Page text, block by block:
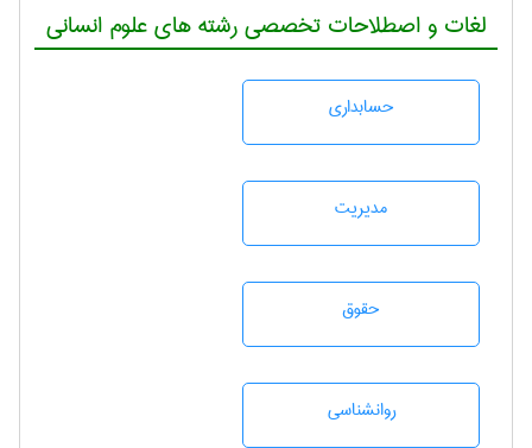
لغات و اصطلاحات تخصصی رشته های علوم انسانی
حسابداری
مديريت
حقوق
روانشناسی